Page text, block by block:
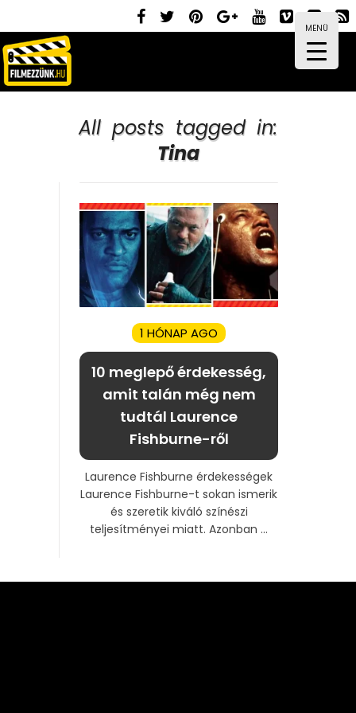
MENÜ
All posts tagged in:
Tina
1 HÓNAP AGO
10 meglepő érdekesség,
amit talán még nem
tudtál Laurence
Fishburne-ről
Laurence Fishburne érdekességek
Laurence Fishburne-t sokan ismerik
és szeretik kiváló színészi
teljesítményei miatt. Azonban ...